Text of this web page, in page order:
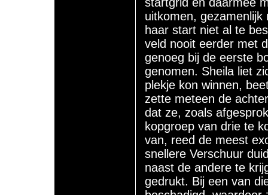
uitkomen,
haar start niet al te
veld nooit eerder met
genoeg bij de eerste
genomen. Sheila liet
plekje kon winnen,
zette meteen de
dat ze, zoals
kopgroep van drie te
van, reed de meest
snellere Verschuur
naast de andere te
gedrukt. Bij een van